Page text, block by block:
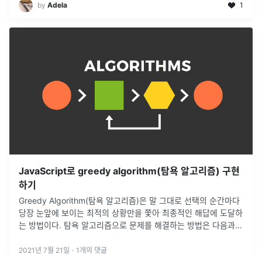
by Adela 1
JavaScript로 greedy algorithm(탐욕 알고리즘) 구현
하기
Greedy Algorithm(탐욕 알고리즘)은 말 그대로 선택의 순간마다
당장 눈앞에 보이는 최적의 상황만을 쫓아 최종적인 해답에 도달하
는 방법이다. 탐욕 알고리즘으로 문제를 해결하는 방법은 다음과
2021년 7월 21일 · 1 개의 댓글